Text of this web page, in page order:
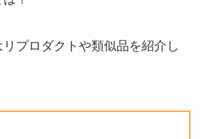
リプロダクトや類似品を紹介 し